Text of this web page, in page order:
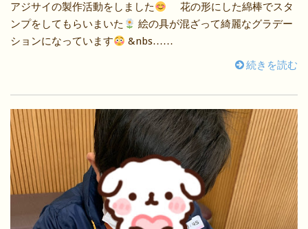
アジサイの製作活動をしました
花の形にした綿棒でスタ
ンプをしてもらいまいた
絵の具が混ざって綺麗なグラデー
ションになっています
&nbs……
続きを読む